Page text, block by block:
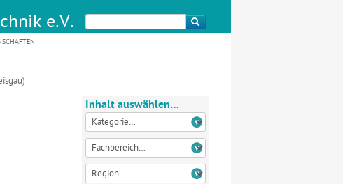
e.V.
Inhalt auswählen…